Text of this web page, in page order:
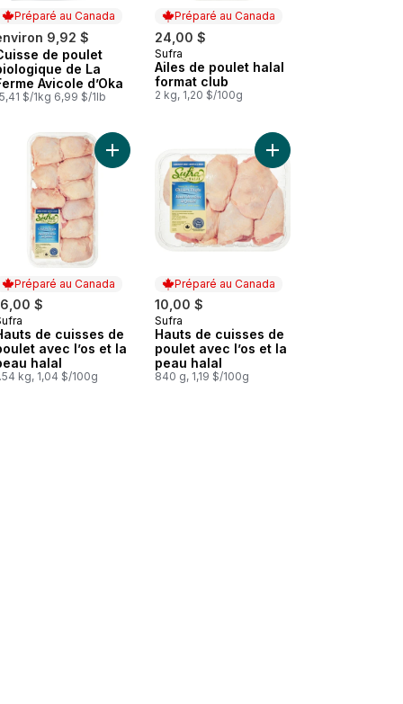
Préparé au Canada
9,92 $
au Canada
de poulet
de La
Avicole d’Oka
$/1kg 6,99 $/1lb
Préparé au Canada
24,00 $
Préparé au Canada
Sufra
Ailes de poulet halal
format club
2 kg, 1,20 $/100g
de poulet avec dos halal au panier
Préparé au Canada
$
au Canada
de cuisses de
avec l’os et la
halal
kg, 1,04 $/100g
Ajouter Hauts de cuisses de poulet avec l’os et
Préparé au Canada
10,00 $
Préparé au Canada
Sufra
Hauts de cuisses de
poulet avec l’os et la
peau halal
840 g, 1,19 $/100g
Ajouter Hauts de
de poulet, Halal au panier